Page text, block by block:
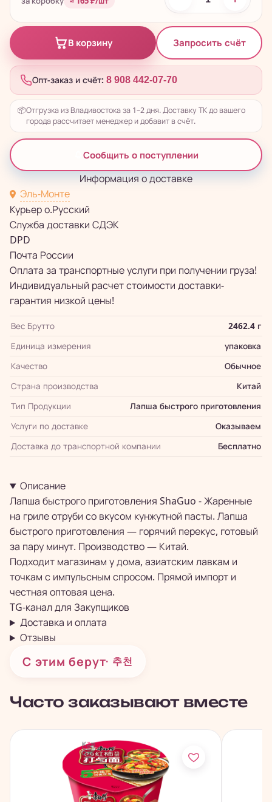
В корзину Запросить счёт
Опт-заказ и счёт: 8 908 442-07-70
📦Отгрузка из Владивостока за 1–2 дня. Доставку ТК до вашего
города рассчитает менеджер и добавит в счёт.
Сообщить о поступлении
Информация о доставке
Эль-Монте
Курьер о.Русский
Служба доставки СДЭК
DPD
Почта России
Оплата за транспортные услуги при получении груза!
Индивидуальный расчет стоимости доставки-
гарантия низкой цены!
Вес Брутто
2462.4 г
Единица измерения
упаковка
Качество
Обычное
Страна производства
Китай
Тип Продукции
Лапша быстрого приготовления
Услуги по доставке
Оказываем
Доставка до транспортной компании
Бесплатно
Описание
Лапша быстрого приготовления ShaGuo - Жаренные
на гриле отруби со вкусом кунжутной пасты. Лапша
быстрого приготовления — горячий перекус, готовый
за пару минут. Производство — Китай.
Подходит магазинам у дома, азиатским лавкам и
точкам с импульсным спросом. Прямой импорт и
честная оптовая цена.
TG-канал для Закупщиков
Доставка и оплата
Отзывы
С этим берут· 추천
Часто заказывают вместе